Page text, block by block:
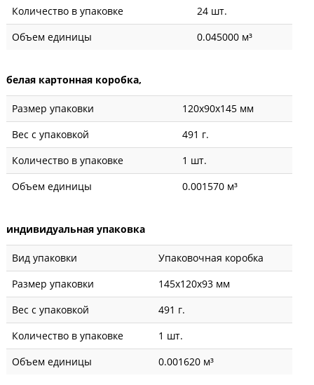
Количество в упаковке
24 шт.
Объем единицы
0.045000 м³
белая картонная коробка,
Размер упаковки
120x90x145 мм
Вес с упаковкой
491 г.
Количество в упаковке
1 шт.
Объем единицы
0.001570 м³
индивидуальная упаковка
Вид упаковки
Упаковочная коробка
Размер упаковки
145x120x93 мм
Вес с упаковкой
491 г.
Количество в упаковке
1 шт.
Объем единицы
0.001620 м³